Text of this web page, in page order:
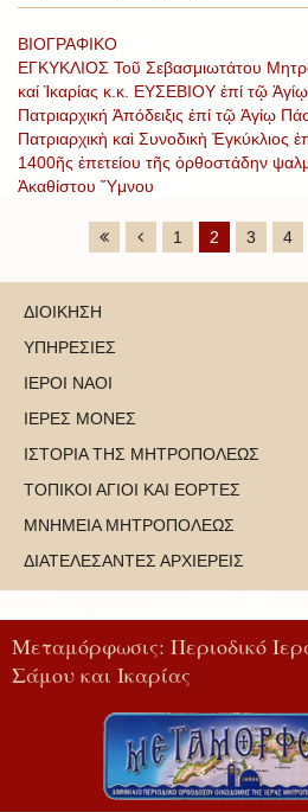
ΒΙΟΓΡΑΦΙΚΟ
ΕΓΚΥΚΛΙΟΣ Τοῦ Σεβασμιωτάτου
καί Ἰκαρίας κ.κ. ΕΥΣΕΒΙΟΥ ἐπί τῷ
Πατριαρχική Ἀπόδειξις ἐπί τῷ Ἁγίῳ
Πατριαρχικὴ καὶ Συνοδικὴ Ἐγκύκλιος
1400ῆς ἐπετείου τῆς ὀρθοστάδην
Ἀκαθίστου Ὕμνου
1 2 3 4
ΔΙΟΙΚΗΣΗ
ΥΠΗΡΕΣΙΕΣ
ΙΕΡΟΙ ΝΑΟΙ
ΙΕΡΕΣ ΜΟΝΕΣ
ΙΣΤΟΡΙΑ ΤΗΣ ΜΗΤΡΟΠΟΛΕΩΣ
ΤΟΠΙΚΟΙ ΑΓΙΟΙ ΚΑΙ ΕΟΡΤΕΣ
ΜΝΗΜΕΙΑ ΜΗΤΡΟΠΟΛΕΩΣ
ΔΙΑΤΕΛΕΣΑΝΤΕΣ ΑΡΧΙΕΡΕΙΣ
Μεταμόρφωσις: Περιοδικό
Σάμου και Ικαρίας